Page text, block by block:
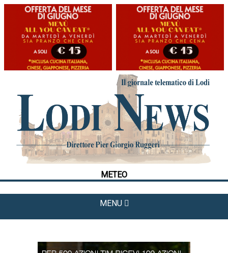
METEO
MENU
HOME
CRONACA
POLITICA
LA FOTO
METEO
CULTURA
DAL TERRITORIO